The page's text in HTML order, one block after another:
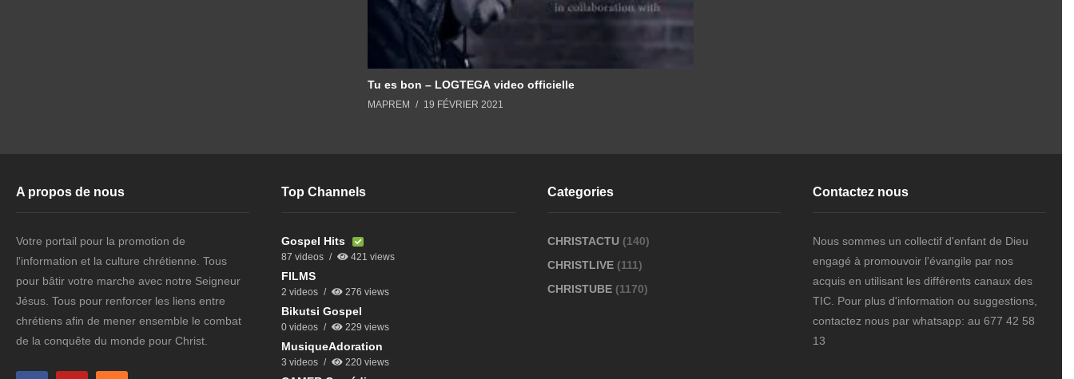
Tu es bon – LOGTEGA video officielle
MAPREM 19 FÉVRIER 2021
A propos de nous
Votre portail pour la promotion de
l'information et la culture chrétienne. Tous
pour bâtir votre marche avec notre Seigneur
Jésus. Tous pour renforcer les liens entre
chrétiens afin de mener ensemble le combat
de la conquête du monde pour Christ.
Top Channels
Gospel Hits
87 videos 421 views
FILMS
2 videos 276 views
Bikutsi Gospel
0 videos 229 views
MusiqueAdoration
3 videos 220 views
Categories
CHRISTACTU (140)
CHRISTLIVE (111)
CHRISTUBE (1170)
Contactez nous
Nous sommes un collectif d'enfant de Dieu
engagé à promouvoir l'évangile par nos
acquis en utilisant les différents canaux des
TIC. Pour plus d'information ou suggestions,
contactez nous par whatsapp: au 677 42 58
13